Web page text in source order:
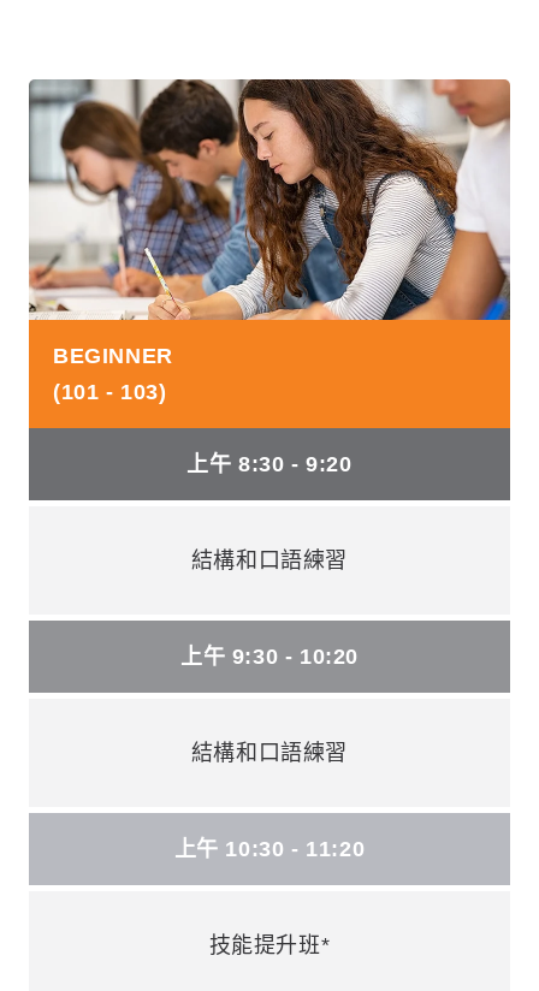
BEGINNER
(101 - 103)
上午 8:30 - 9:20
結構和口語練習
上午 9:30 - 10:20
結構和口語練習
上午 10:30 - 11:20
技能提升班*